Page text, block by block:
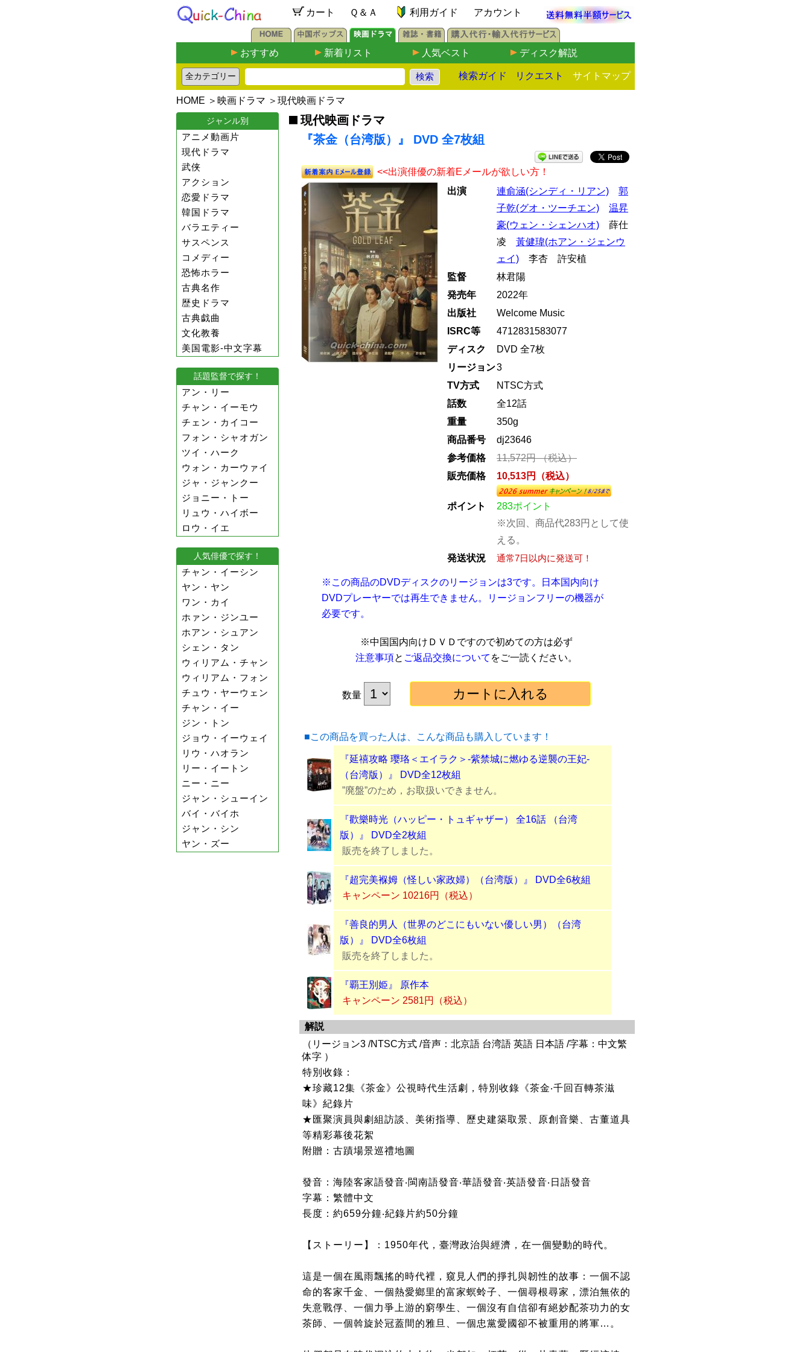
カート Ｑ＆Ａ 利用ガイド アカウント
おすすめ 新着リスト 人気ベスト ディスク解説
検索ガイド リクエスト サイトマップ
HOME ＞ 映画ドラマ ＞ 現代映画ドラマ
ジャンル別
アニメ動画片
現代ドラマ
武侠
アクション
恋愛ドラマ
韓国ドラマ
バラエティー
サスペンス
コメディー
恐怖ホラー
古典名作
歴史ドラマ
古典戯曲
文化教養
美国電影-中文字幕
話題監督で探す！
アン・リー
チャン・イーモウ
チェン・カイコー
フォン・シャオガン
ツイ・ハーク
ウォン・カーウァイ
ジャ・ジャンクー
ジョニー・トー
リュウ・ハイボー
ロウ・イエ
人気俳優で探す！
チャン・イーシン
ヤン・ヤン
ワン・カイ
ホァン・ジンユー
ホアン・シュアン
シェン・タン
ウィリアム・チャン
ウィリアム・フォン
チュウ・ヤーウェン
チャン・イー
ジン・トン
ジョウ・イーウェイ
リウ・ハオラン
リー・イートン
ニー・ニー
ジャン・シューイン
バイ・バイホ
ジャン・シン
ヤン・ズー
現代映画ドラマ
『茶金（台湾版）』 DVD 全7枚組
<<出演俳優の新着Eメールが欲しい方！
出演
連俞涵(シンディ・リアン)
郭
子乾(グオ・ツーチエン)
温昇
豪(ウェン・シェンハオ) 薛仕
凌 黃健瑋(ホアン・ジェンウ
ェイ) 李杏 許安植
監督
林君陽
発売年
2022年
出版社
Welcome Music
ISRC等
4712831583077
ディスク
DVD 全7枚
リージョン3
TV方式
NTSC方式
話数
全12話
重量
350g
商品番号
dj23646
参考価格
11,572円 （税込）
販売価格
10,513円（税込）
ポイント
283ポイント
※次回、商品代283円として使
える。
発送状況
通常7日以内に発送可！
※この商品のDVDディスクのリージョンは3です。日本国内向け
DVDプレーヤーでは再生できません。リージョンフリーの機器が
必要です。
※中国国内向けＤＶＤですので初めての方は必ず
注意事項と ご返品交換について をご一読ください。
数量
■この商品を買った人は、こんな商品も購入しています！
『延禧攻略 璎珞＜エイラク＞-紫禁城に燃ゆる逆襲の王妃-
（台湾版）』 DVD全12枚組
”廃盤”のため，お取扱いできません。
『歡樂時光（ハッピー・トュギャザー） 全16話 （台湾
版）』 DVD全2枚組
販売を終了しました。
『超完美褓姆（怪しい家政婦）（台湾版）』 DVD全6枚組
キャンペーン 10216円（税込）
『善良的男人（世界のどこにもいない優しい男）（台湾
版）』 DVD全6枚組
販売を終了しました。
『覇王別姫』 原作本
キャンペーン 2581円（税込）
解説
（リージョン3 /NTSC方式 /音声：北京語 台湾語 英語 日本語 /字幕：中文繁
体字 ）
特別收錄：
★珍藏12集《茶金》公視時代生活劇，特別收錄《茶金‧千回百轉茶滋
味》紀錄片
★匯聚演員與劇組訪談、美術指導、歷史建築取景、原創音樂、古董道具
等精彩幕後花絮
附贈：古蹟場景巡禮地圖
發音：海陸客家語發音‧閩南語發音‧華語發音‧英語發音‧日語發音
字幕：繁體中文
長度：約659分鐘‧紀錄片約50分鐘
【ストーリー】：1950年代，臺灣政治與經濟，在一個變動的時代。
這是一個在風雨飄搖的時代裡，窺見人們的掙扎與韌性的故事：一個不認
命的客家千金、一個熱愛鄉里的富家螟蛉子、一個尋根尋家，漂泊無依的
失意戰俘、一個力爭上游的窮學生、一個沒有自信卻有絕妙配茶功力的女
茶師、一個斡旋於冠蓋間的雅旦、一個忠黨愛國卻不被重用的將軍…。